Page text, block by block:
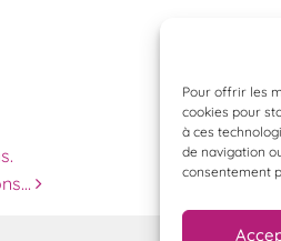
Pour offrir les
cookies pour
à ces
de navigation
consentement